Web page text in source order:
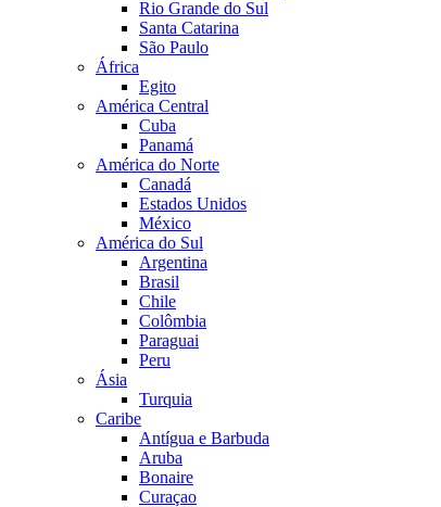
Rio Grande do Sul
Santa Catarina
São Paulo
África
Egito
América Central
Cuba
Panamá
América do Norte
Canadá
Estados Unidos
México
América do Sul
Argentina
Brasil
Chile
Colômbia
Paraguai
Peru
Ásia
Turquia
Caribe
Antígua e Barbuda
Aruba
Bonaire
Curaçao